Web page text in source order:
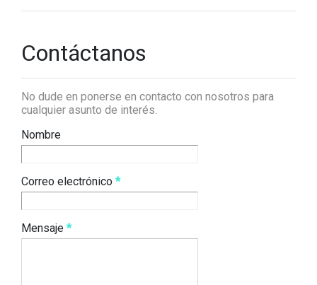
Contáctanos
No dude en ponerse en contacto con nosotros para
cualquier asunto de interés.
Nombre
Correo electrónico *
Mensaje *